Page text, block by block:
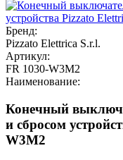
Бренд:
Pizzato Elettrica S.r.l.
Артикул:
FR 1030-W3M2
Наименование:
Конечный
и сбросом
W3M2